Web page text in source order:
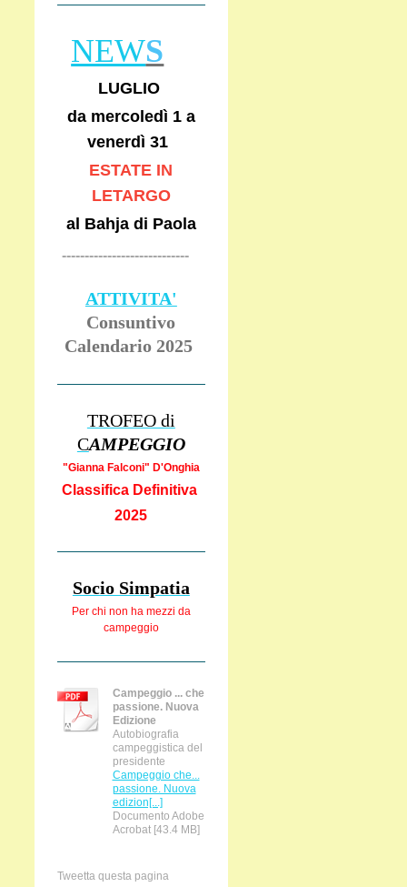
NEWS
LUGLIO
da mercoledì 1 a
venerdì 31
ESTATE IN
LETARGO
al Bahja di Paola
----------------------------
ATTIVITA'
Consuntivo
Calendario 2025
TROFEO di
CAMPEGGIO
"Gianna Falconi" D'Onghia
Classifica Definitiva
2025
Socio Simpatia
Per chi non ha mezzi da
campeggio
Campeggio ... che
passione. Nuova
Edizione
Autobiografia
campeggistica del
presidente
Campeggio che...
passione. Nuova
edizion[...]
Documento Adobe
Acrobat [43.4 MB]
Tweetta questa pagina